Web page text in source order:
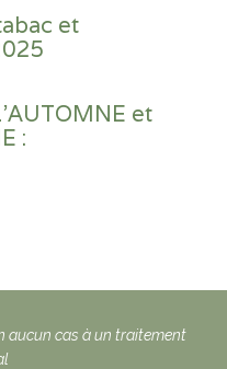
et
et
:
aucun cas à un traitement